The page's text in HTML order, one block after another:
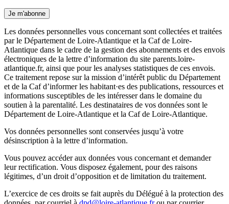
Je m'abonne
Les données personnelles vous concernant sont collectées et traitées
par le Département de Loire-Atlantique et la Caf de Loire-
Atlantique dans le cadre de la gestion des abonnements et des envois
électroniques de la lettre d’information du site parents.loire-
atlantique.fr, ainsi que pour les analyses statistiques de ces envois.
Ce traitement repose sur la mission d’intérêt public du Département
et de la Caf d’informer les habitant·es des publications, ressources et
informations susceptibles de les intéresser dans le domaine du
soutien à la parentalité. Les destinataires de vos données sont le
Département de Loire-Atlantique et la Caf de Loire-Atlantique.
Vos données personnelles sont conservées jusqu’à votre
désinscription à la lettre d’information.
Vous pouvez accéder aux données vous concernant et demander
leur rectification. Vous disposez également, pour des raisons
légitimes, d’un droit d’opposition et de limitation du traitement.
L’exercice de ces droits se fait auprès du Délégué à la protection des